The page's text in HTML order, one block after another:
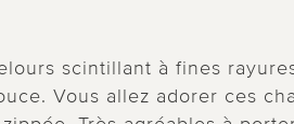
scintillant à fines
Vous allez adorer ces